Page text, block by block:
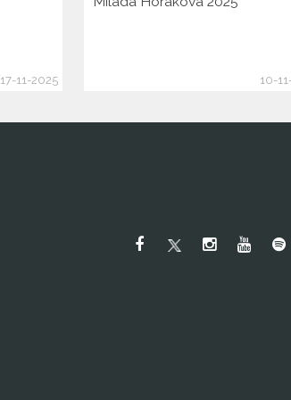
17-11-2025 10-